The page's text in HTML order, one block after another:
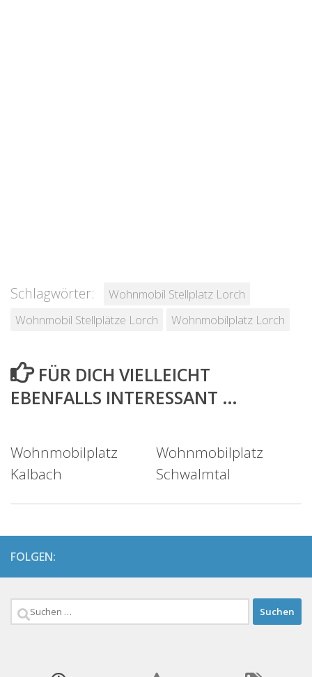
Schlagwörter:
Wohnmobil Stellplatz Lorch
Wohnmobil Stellplätze Lorch
Wohnmobilplatz Lorch
FÜR DICH VIELLEICHT
EBENFALLS INTERESSANT …
Wohnmobilplatz
Kalbach
Wohnmobilplatz
Schwalmtal
FOLGEN:
Suchen